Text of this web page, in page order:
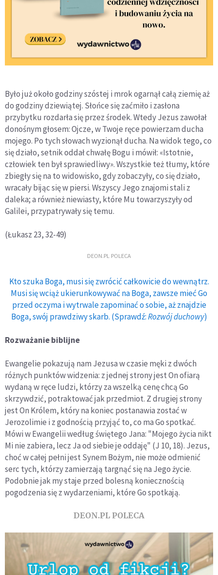
Było już około godziny szóstej i mrok ogarnął całą ziemię aż
do godziny dziewiątej. Słońce się zaćmiło i zasłona
przybytku rozdarła się przez środek. Wtedy Jezus zawołał
donośnym głosem: Ojcze, w Twoje ręce powierzam ducha
mojego. Po tych słowach wyzionął ducha. Na widok tego, co
się działo, setnik oddał chwałę Bogu i mówił: «Istotnie,
człowiek ten był sprawiedliwy». Wszystkie też tłumy, które
zbiegły się na to widowisko, gdy zobaczyły, co się działo,
wracały bijąc się w piersi. Wszyscy Jego znajomi stali z
daleka; a również niewiasty, które Mu towarzyszyły od
Galilei, przypatrywały się temu.
(Łukasz 23, 32-49)
DEON.PL POLECA
Kto szuka Boga, musi się zwrócić całkowicie do wewnątrz.
Musi się wciąż ukierunkowywać na Boga, zawsze mieć Go
przed oczyma i wytrwale zapominać o sobie, aż znajdzie
Boga, swój prawdziwy skarb. (Sprawdź:Rozwój duchowy)
Rozważanie biblijne
Ewangelie pokazują nam Jezusa w czasie męki z dwóch
różnych punktów widzenia: z jednej strony jest On ofiarą
wydaną w ręce ludzi, którzy za wszelką cenę chcą Go
skrzywdzić, potraktować jak przedmiot. Z drugiej strony
jest On Królem, który na koniec postanawia zostać w
Jerozolimie i z godnością przyjąć to, co ma Go spotkać.
Mówi w Ewangelii według świętego Jana: "Mojego życia nikt
Mi nie zabiera, lecz Ja od siebie je oddaję" (J 10, 18). Jezus,
choć w całej pełni jest Synem Bożym, nie może odmienić
serc tych, którzy zamierzają targnąć się na Jego życie.
Podobnie jak my staje przed bolesną koniecznością
pogodzenia się z wydarzeniami, które Go spotkają.
DEON.PL POLECA